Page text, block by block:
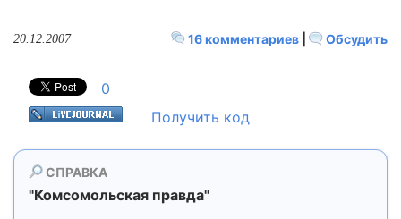
16 комментариев Обсудить
20.12.2007
0
Получить код
СПРАВКА
"Комсомольская правда"